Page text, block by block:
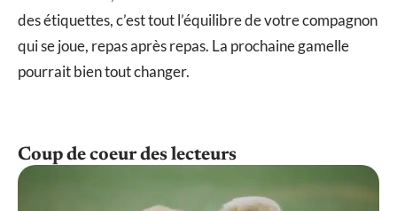
des étiquettes, c’est tout l’équilibre de votre compagnon
qui se joue, repas après repas. La prochaine gamelle
pourrait bien tout changer.
Coup de coeur des lecteurs